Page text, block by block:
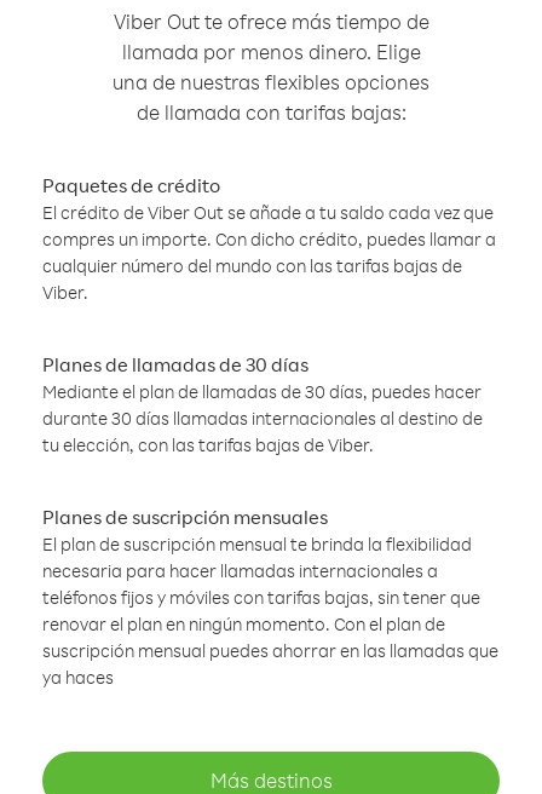
Viber Out te ofrece más tiempo de
llamada por menos dinero. Elige
una de nuestras flexibles opciones
de llamada con tarifas bajas:
Paquetes de crédito
El crédito de Viber Out se añade a tu saldo cada vez que
compres un importe. Con dicho crédito, puedes llamar a
cualquier número del mundo con las tarifas bajas de
Viber.
Planes de llamadas de 30 días
Mediante el plan de llamadas de 30 días, puedes hacer
durante 30 días llamadas internacionales al destino de
tu elección, con las tarifas bajas de Viber.
Planes de suscripción mensuales
El plan de suscripción mensual te brinda la flexibilidad
necesaria para hacer llamadas internacionales a
teléfonos fijos y móviles con tarifas bajas, sin tener que
renovar el plan en ningún momento. Con el plan de
suscripción mensual puedes ahorrar en las llamadas que
ya haces
Más destinos